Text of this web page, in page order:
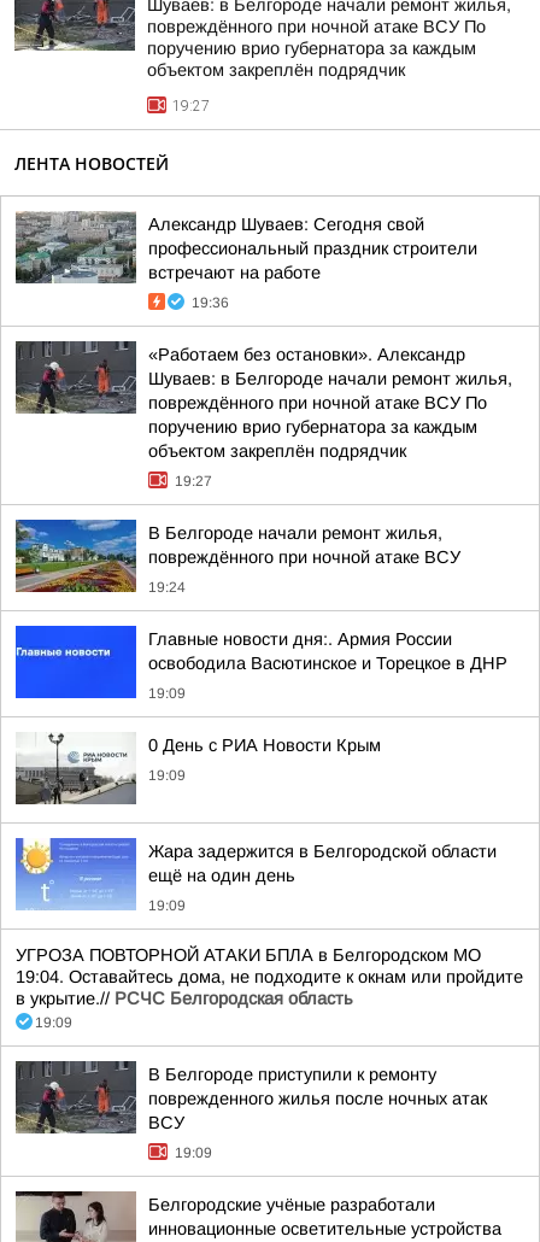
Шуваев: в Белгороде начали ремонт жилья,
повреждённого при ночной атаке ВСУ По
поручению врио губернатора за каждым
объектом закреплён подрядчик
19:27
ЛЕНТА НОВОСТЕЙ
Александр Шуваев: Сегодня свой
профессиональный праздник строители
встречают на работе
19:36
«Работаем без остановки». Александр
Шуваев: в Белгороде начали ремонт жилья,
повреждённого при ночной атаке ВСУ По
поручению врио губернатора за каждым
объектом закреплён подрядчик
19:27
В Белгороде начали ремонт жилья,
повреждённого при ночной атаке ВСУ
19:24
Главные новости дня:. Армия России
освободила Васютинское и Торецкое в ДНР
19:09
0 День с РИА Новости Крым
19:09
Жара задержится в Белгородской области
ещё на один день
19:09
УГРОЗА ПОВТОРНОЙ АТАКИ БПЛА в Белгородском МО
19:04. Оставайтесь дома, не подходите к окнам или пройдите
в укрытие.// РСЧС Белгородская область
19:09
В Белгороде приступили к ремонту
поврежденного жилья после ночных атак
ВСУ
19:09
Белгородские учёные разработали
инновационные осветительные устройства